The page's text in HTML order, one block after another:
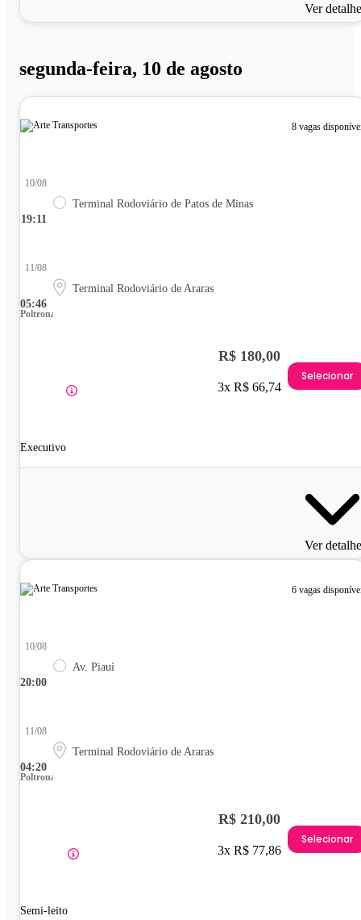
Ver
segunda-feira, 10 de agosto
8 vagas
19:11
10/08
Terminal Rodoviário de Patos de Minas
05:46
11/08
Terminal Rodoviário de Araras
Poltrona
Executivo
R$ 180,00
3x R$ 66,74
Selecionar
Ver
6 vagas
20:00
10/08
Av. Piauí
04:20
11/08
Terminal Rodoviário de Araras
Poltrona
Semi-leito
R$ 210,00
3x R$ 77,86
Selecionar